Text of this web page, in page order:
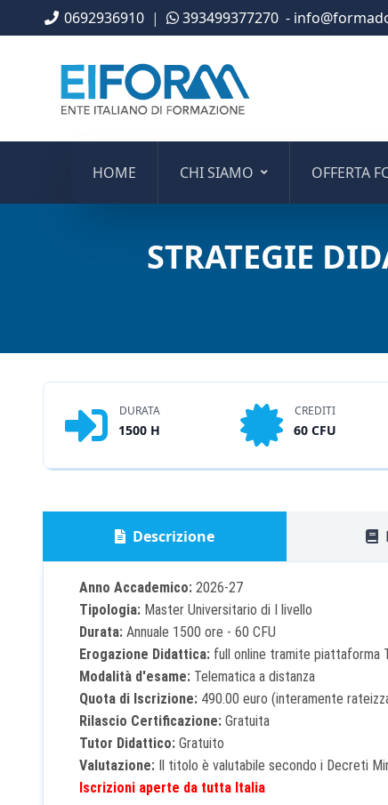
0692936910 | 393499377270 -
HOME CHI SIAMO OFFERTA
STRATEGIE
DURATA
1500 H
CREDITI
60 CFU
Descrizione
Anno Accademico: 2026-27
Tipologia: Master Universitario di I livello
Durata: Annuale 1500 ore - 60 CFU
Erogazione Didattica: full online tramite piattaforma
Modalità d'esame: Telematica a distanza
Quota di Iscrizione: 490.00 euro (interamente
Rilascio Certificazione: Gratuita
Tutor Didattico: Gratuito
Valutazione: Il titolo è valutabile secondo i Decreti
Iscrizioni aperte da tutta Italia